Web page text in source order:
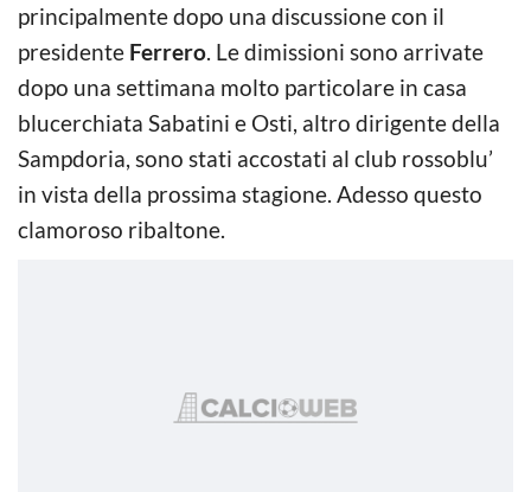
principalmente dopo una discussione con il
presidente Ferrero. Le dimissioni sono arrivate
dopo una settimana molto particolare in casa
blucerchiata Sabatini e Osti, altro dirigente della
Sampdoria, sono stati accostati al club rossoblu’
in vista della prossima stagione. Adesso questo
clamoroso ribaltone.